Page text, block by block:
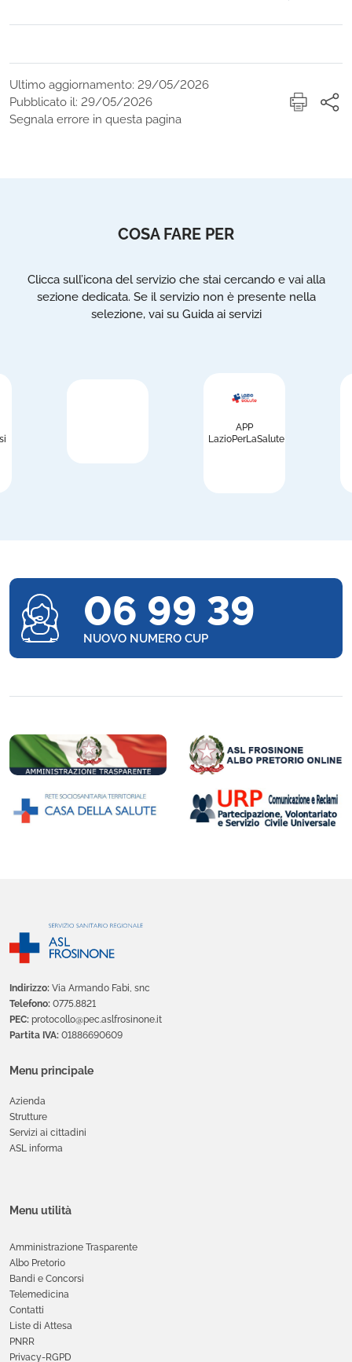
Ultimo aggiornamento: 29/05/2026
Pubblicato il: 29/05/2026
Segnala errore in questa pagina
COSA FARE PER
Clicca sull’icona del servizio che stai cercando e vai alla
sezione dedicata. Se il servizio non è presente nella
selezione, vai su Guida ai servizi
APP
LazioPerLaSalute
06 99 39
NUOVO NUMERO CUP
Indirizzo: Via Armando Fabi, snc
Telefono: 0775.8821
PEC: protocollo@pec.aslfrosinone.it
Partita IVA: 01886690609
Menu principale
Azienda
Strutture
Servizi ai cittadini
ASL informa
Menu utilità
Amministrazione Trasparente
Albo Pretorio
Bandi e Concorsi
Telemedicina
Contatti
Liste di Attesa
PNRR
Privacy-RGPD